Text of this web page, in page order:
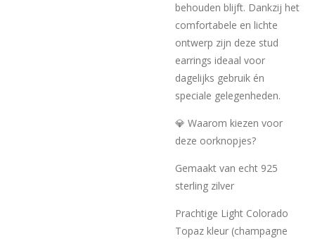
behouden blijft. Dankzij het
comfortabele en lichte
ontwerp zijn deze stud
earrings ideaal voor
dagelijks gebruik én
speciale gelegenheden.
💎 Waarom kiezen voor
deze oorknopjes?
Gemaakt van echt 925
sterling zilver
Prachtige Light Colorado
Topaz kleur (champagne